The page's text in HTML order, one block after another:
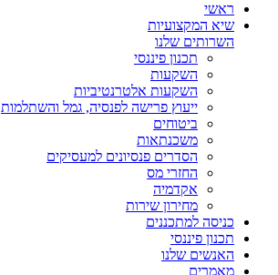
ראשי
שיא המקצועיות
השרותים שלנו
תכנון פיננסי
השקעות
השקעות אלטרנטיביות
ייעוץ פרישה לפנסיה, גמל והשתלמות
ביטוחים
משכנתאות
הסדרים פנסיונים למעסיקים
החזרי מס
אקדמיה
מחירון שירות
כניסה למתכננים
תכנון פיננסי
האנשים שלנו
מאמרים